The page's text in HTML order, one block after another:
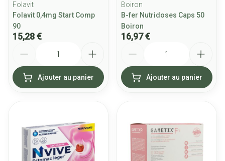
Folavit
Folavit 0,4mg Start Comp
90
15,28 €
Ajouter au panier
Boiron
B-fer Nutridoses Caps 50
Boiron
16,97 €
Ajouter au panier